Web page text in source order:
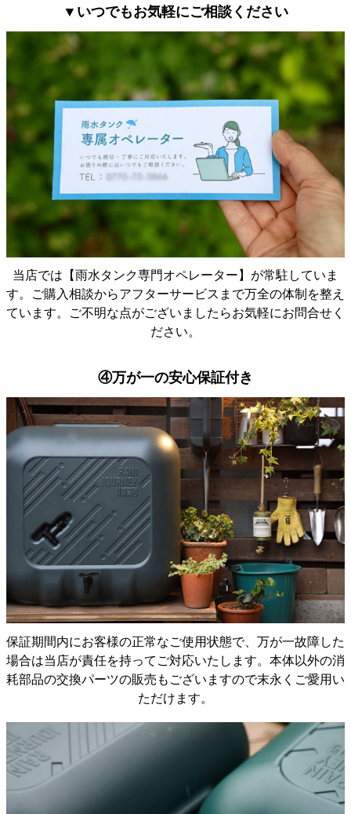
補助金を使って設置いたしましたが、見積書や領収書
た、製品には関係ないですが、私の地域の自治体では
申請は窓口に行かず、電話やメール、郵送で対応出来
たため、平日にお休みを取らずにできました。 近所の
人にもおすすめしようと思います。 ありがとうござい
ました。
・容量が115ℓあるためか届いた際には大きく感じまし
たが、実際に設置してみると圧迫感はありませんでし
た。 全体的に丸みを帯びていますし、無駄の無いスッ
キリとしたデザインのためでしょうか。 敷地が狭い自
宅でも場所を選ばずに置ける丁度良いサイズで良かっ
くための空間が欲しく、架台はコンクリートブロック
とコンクリート平板 で作りました。Rが大きく取られ
ていて奥行がある割に底の接地面は狭いので、手に入
り安い60cm ｘ 30cmの平板が 使えたので、架台作りも
▼いつでもお気軽にご相談ください
当店では【雨水タンク専門オペレーター】が常駐していま
す。ご購入相談からアフターサービスまで万全の体制を整え
ています。ご不明な点がございましたらお気軽にお問合せく
ださい。
④万が一の安心保証付き
保証期間内にお客様の正常なご使用状態で、万が一故障した
場合は当店が責任を持ってご対応いたします。本体以外の消
耗部品の交換パーツの販売もございますので末永くご愛用い
ただけます。